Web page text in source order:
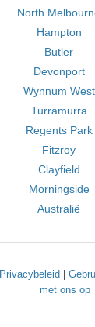
North
Hampton
Butler
Devonport
Wynnum West
Turramurra
Regents Park
Fitzroy
Clayfield
Morningside
Australië
Privacybeleid
met ons op